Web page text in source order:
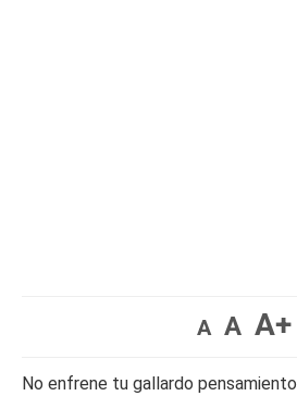
A A A+
No enfrene tu gallardo pensamiento